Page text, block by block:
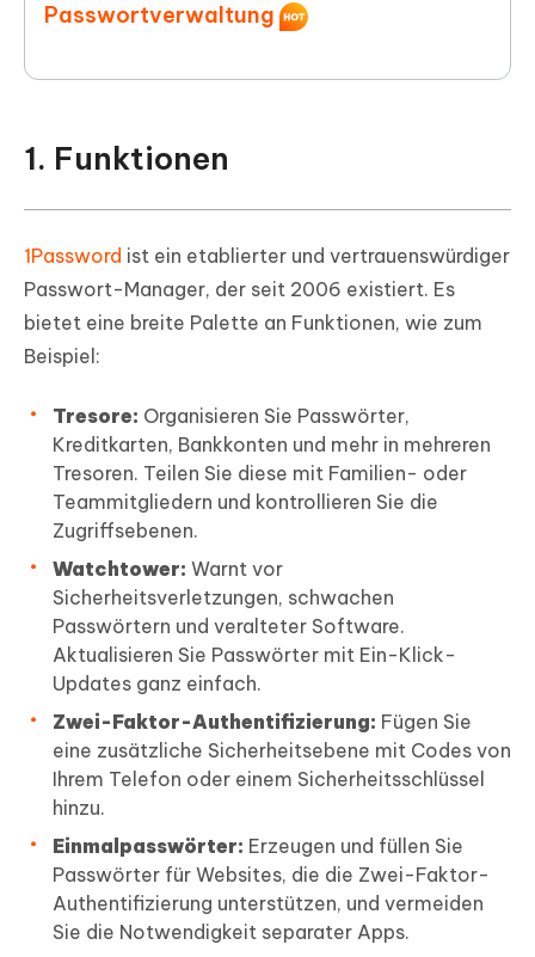
Passwortverwaltung
1. Funktionen
1Password ist ein etablierter und vertrauenswürdiger
Passwort-Manager, der seit 2006 existiert. Es
bietet eine breite Palette an Funktionen, wie zum
Beispiel:
Tresore: Organisieren Sie Passwörter,
Kreditkarten, Bankkonten und mehr in mehreren
Tresoren. Teilen Sie diese mit Familien- oder
Teammitgliedern und kontrollieren Sie die
Zugriffsebenen.
Watchtower: Warnt vor
Sicherheitsverletzungen, schwachen
Passwörtern und veralteter Software.
Aktualisieren Sie Passwörter mit Ein-Klick-
Updates ganz einfach.
Zwei-Faktor-Authentifizierung: Fügen Sie
eine zusätzliche Sicherheitsebene mit Codes von
Ihrem Telefon oder einem Sicherheitsschlüssel
hinzu.
Einmalpasswörter: Erzeugen und füllen Sie
Passwörter für Websites, die die Zwei-Faktor-
Authentifizierung unterstützen, und vermeiden
Sie die Notwendigkeit separater Apps.